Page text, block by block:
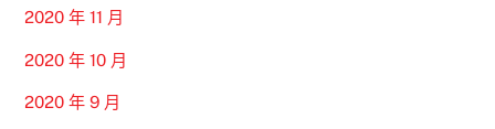
2020 年 11 月
2020 年 10 月
2020 年 9 月